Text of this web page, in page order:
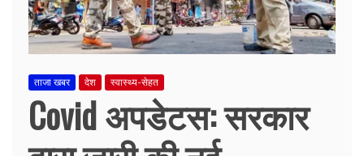
ताजा खबर देश स्वास्थ्य-सेहत
Covid अपडेटस: सरकार